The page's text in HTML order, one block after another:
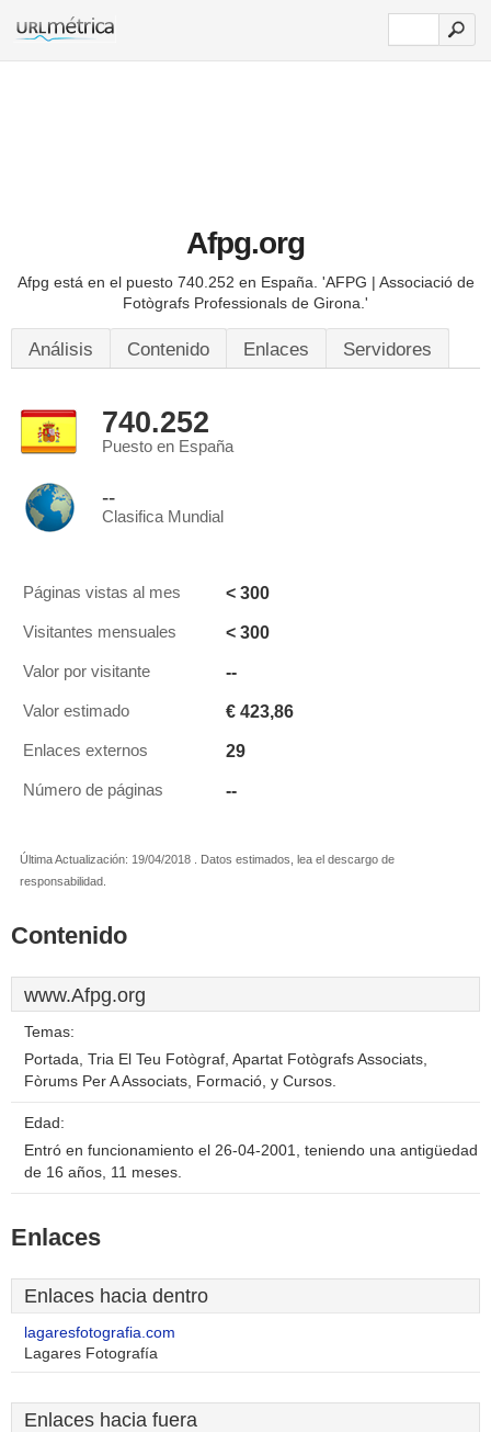
Afpg.org
Afpg está en el puesto 740.252 en España. 'AFPG | Associació de
Fotògrafs Professionals de Girona.'
Análisis Contenido Enlaces Servidores
740.252
Puesto en España
--
Clasifica Mundial
Páginas vistas al mes < 300
Visitantes mensuales < 300
Valor por visitante --
Valor estimado € 423,86
Enlaces externos 29
Número de páginas --
Última Actualización: 19/04/2018 . Datos estimados, lea el descargo de
responsabilidad.
Contenido
www.Afpg.org
Temas:
Portada, Tria El Teu Fotògraf, Apartat Fotògrafs Associats,
Fòrums Per A Associats, Formació, y Cursos.
Edad:
Entró en funcionamiento el 26-04-2001, teniendo una antigüedad
de 16 años, 11 meses.
Enlaces
Enlaces hacia dentro
lagaresfotografia.com
Lagares Fotografía
Enlaces hacia fuera